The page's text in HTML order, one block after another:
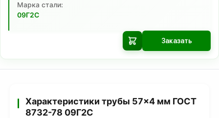
Марка стали:
09Г2С
Заказать
Характеристики трубы 57×4 мм ГОСТ
8732-78 09Г2С